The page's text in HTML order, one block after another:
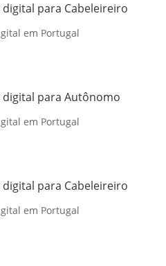
para Cabeleireiro
em Portugal
para Autônomo
em Portugal
para Cabeleireiro
em Portugal